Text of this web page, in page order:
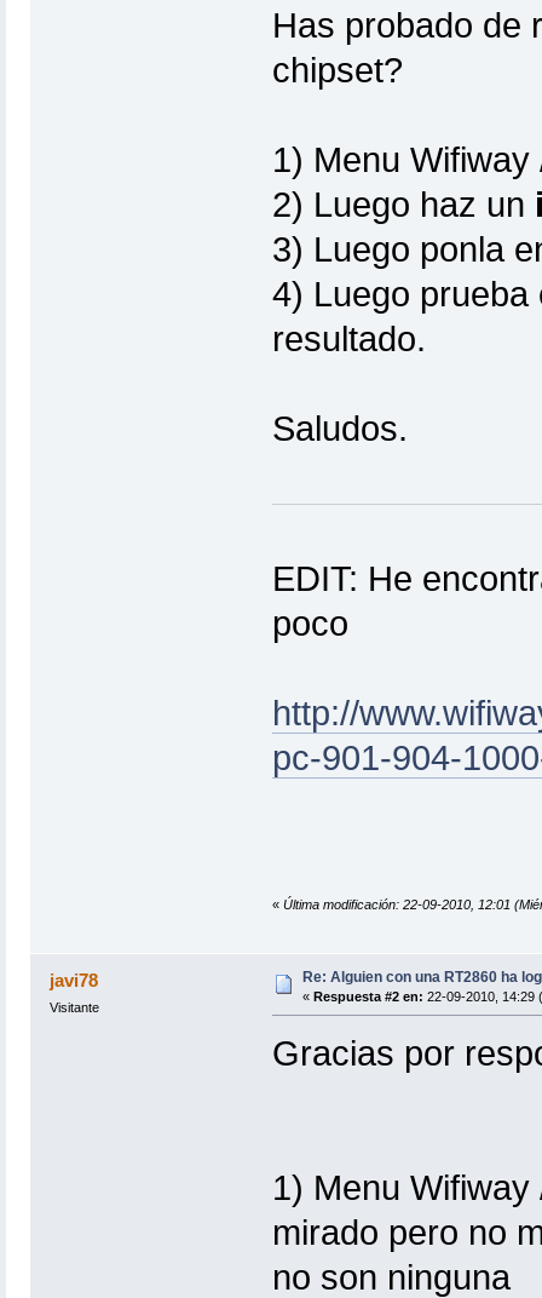
Has probado de
chipset?
1) Menu
2) Luego haz un
3) Luego ponla
4) Luego
resultado.
Saludos.
EDIT: He
poco
http://
pc-901-904-
« Última modificación: 22-09-2010, 12:01
javi78
Visitante
Re: Alguien con una RT2860 ha
« Respuesta #2 en: 22-09-2010, 14:29
Gracias por
1) Menu
mirado pero no
no son ninguna